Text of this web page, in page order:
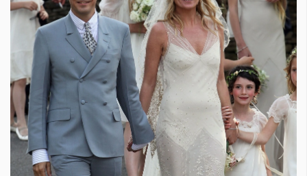
КАТЕГОРИИ
Wine&Dine
Подкасти
Мода
Dialogue
Изкуство
ЗА НАС
Условия за
ползване
За нас
Реклама
Политика за